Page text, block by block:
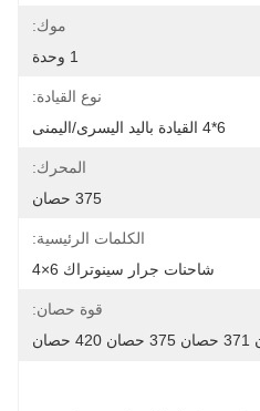
موك:
1 وحدة
نوع القيادة:
6*4 القيادة باليد اليسرى/اليمنى
المحرك:
375 حصان
الكلمات الرئيسية:
شاحنات جرار سينوتراك 6×4
قوة حصان: